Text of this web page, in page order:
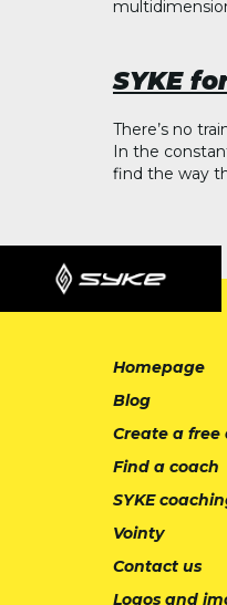
SYKE
There’s no
In the
find the way
Homepage
Blog
Create a free
Find a coach
SYKE
Vointy
Contact us
Logos and